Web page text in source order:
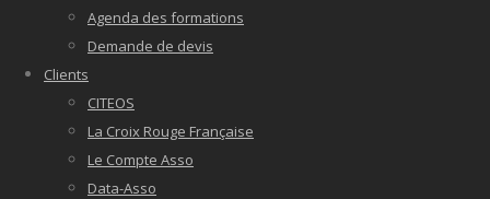
Agenda des formations
Demande de devis
Clients
CITEOS
La Croix Rouge Française
Le Compte Asso
Data-Asso